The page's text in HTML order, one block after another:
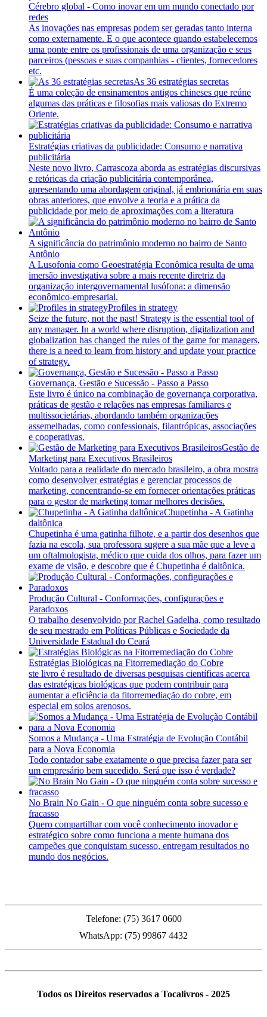
Cérebro global - Como inovar em um mundo conectado por
redes
As inovações nas empresas podem ser geradas tanto interna
como externamente. E o que acontece quando estabelecemos
uma ponte entre os profissionais de uma organização e seus
parceiros (pessoas e suas companhias - clientes, fornecedores
etc.
As 36 estratégias secretas
É uma coleção de ensinamentos antigos chineses que reúne
algumas das práticas e filosofias mais valiosas do Extremo
Oriente.
Estratégias criativas da publicidade: Consumo e narrativa
publicitária
Neste novo livro, Carrascoza aborda as estratégias discursivas
e retóricas da criação publicitária contemporânea,
apresentando uma abordagem original, já embrionária em suas
obras anteriores, que envolve a teoria e a prática da
publicidade por meio de aproximações com a literatura
A significância do patrimônio moderno no bairro de Santo
Antônio
A Lusofonia como Geoestratégia Econômica resulta de uma
imersão investigativa sobre a mais recente diretriz da
organização intergovernamental lusófona: a dimensão
econômico-empresarial.
Profiles in strategy
Seize the future, not the past! Strategy is the essential tool of
any manager. In a world where disruption, digitalization and
globalization has changed the rules of the game for managers,
there is a need to learn from history and update your practice
of strategy.
Governança, Gestão e Sucessão - Passo a Passo
Este livro é único na combinação de governança corporativa,
práticas de gestão e relações nas empresas familiares e
multissocietárias, abordando também organizações
assemelhadas, como confessionais, filantrópicas, associações
e cooperativas.
Gestão de
Marketing para Executivos Brasileiros
Voltado para a realidade do mercado brasileiro, a obra mostra
como desenvolver estratégias e gerenciar processos de
marketing, concentrando-se em fornecer orientações práticas
para o gestor de marketing tomar melhores decisões.
Chupetinha - A Gatinha
daltônica
Chupetinha é uma gatinha filhote, e a partir dos desenhos que
fazia na escola, sua professora sugere a sua mãe que a leve a
um oftalmologista, médico que cuida dos olhos, para fazer um
exame de visão, e descobre que é Chupetinha é daltônica.
Produção Cultural - Conformações, configurações e
Paradoxos
O trabalho desenvolvido por Rachel Gadelha, como resultado
de seu mestrado em Políticas Públicas e Sociedade da
Universidade Estadual do Ceará
Estratégias Biológicas na Fitorremediação do Cobre
ste livro é resultado de diversas pesquisas científicas acerca
das estratégicas biológicas que podem contribuir para
aumentar a eficiência da fitorremediação do cobre, em
especial em solos arenosos.
Somos a Mudança - Uma Estratégia de Evolução Contábil
para a Nova Economia
Todo contador sabe exatamente o que precisa fazer para ser
um empresário bem sucedido. Será que isso é verdade?
No Brain No Gain - O que ninguém conta sobre sucesso e
fracasso
Quero compartilhar com você conhecimento inovador e
estratégico sobre como funciona a mente humana dos
campeões que conquistam sucesso, entregam resultados no
mundo dos negócios.
Telefone: (75) 3617 0600
WhatsApp: (75) 99867 4432
Todos os Direitos reservados a Tocalivros - 2025